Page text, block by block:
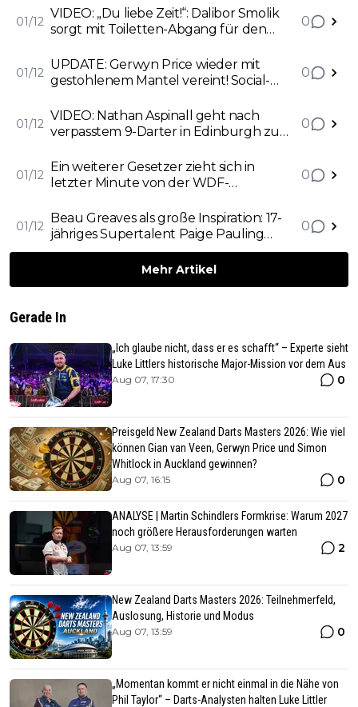
Championship
01/12
VIDEO: „Du liebe Zeit!“: Dalibor Smolik
sorgt mit Toiletten-Abgang für den
0
01/12
UPDATE: Gerwyn Price wieder mit
gestohlenem Mantel vereint! Social-
Darts-Weltmeister aus
0
01/12
VIDEO: Nathan Aspinall geht nach
verpasstem 9-Darter in Edinburgh zu
0
01/12
Ein weiterer Gesetzer zieht sich in
letzter Minute von der WDF-
0
01/12
Beau Greaves als große Inspiration: 17-
jähriges Supertalent Paige Pauling
glänzt bei ihrem Lakeside-Debüt
0
Mehr Artikel
Gerade In
„Ich glaube nicht, dass er es schafft“ – Experte sieht
Luke Littlers historische Major-Mission vor dem Aus
Aug 07, 17:30 0
Preisgeld New Zealand Darts Masters 2026: Wie viel
können Gian van Veen, Gerwyn Price und Simon
Whitlock in Auckland gewinnen?
Aug 07, 16:15 0
ANALYSE | Martin Schindlers Formkrise: Warum 2027
noch größere Herausforderungen warten
Aug 07, 13:59 2
New Zealand Darts Masters 2026: Teilnehmerfeld,
Auslosung, Historie und Modus
Aug 07, 13:59 0
„Momentan kommt er nicht einmal in die Nähe von
Phil Taylor“ – Darts-Analysten halten Luke Littler